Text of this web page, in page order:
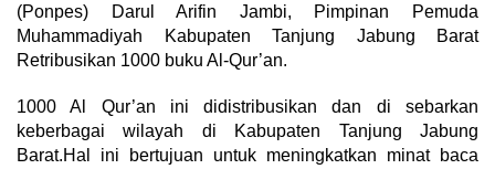
(Ponpes) Darul Arifin Jambi, Pimpinan Pemuda
Muhammadiyah Kabupaten Tanjung Jabung Barat
Retribusikan 1000 buku Al-Qur’an.
1000 Al Qur’an ini didistribusikan dan di sebarkan
keberbagai wilayah di Kabupaten Tanjung Jabung
Barat.Hal ini bertujuan untuk meningkatkan minat baca